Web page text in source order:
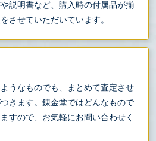
説明書など、購入時の付属品が揃
させていただいています。
うなものでも、まとめて査定させ
きます。錬金堂ではどんなもので
すので、お気軽にお問い合わせく